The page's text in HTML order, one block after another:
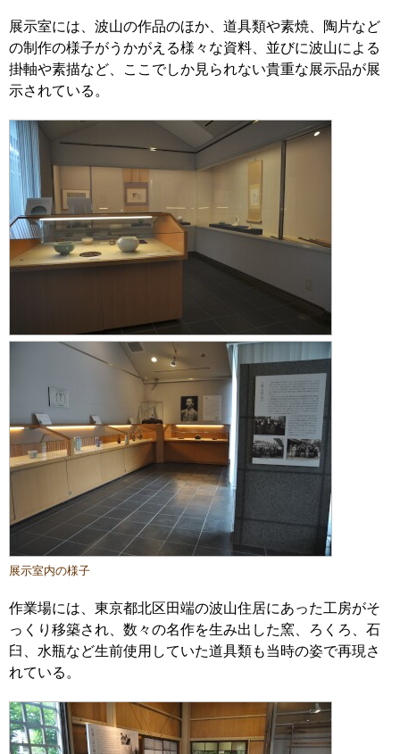
展示室には、波山の作品のほか、道具類や素焼、陶片など
の制作の様子がうかがえる様々な資料、並びに波山による
掛軸や素描など、ここでしか見られない貴重な展示品が展
示されている。
展示室内の様子
作業場には、東京都北区田端の波山住居にあった工房がそ
っくり移築され、数々の名作を生み出した窯、ろくろ、石
臼、水瓶など生前使用していた道具類も当時の姿で再現さ
れている。